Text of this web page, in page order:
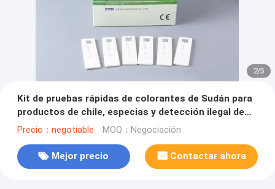
2/5
Kit de pruebas rápidas de colorantes de Sudán para
productos de chile, especias y detección ilegal de
colorantes
Precio：negotiable MOQ：Negociación
Mejor precio Contactar ahora